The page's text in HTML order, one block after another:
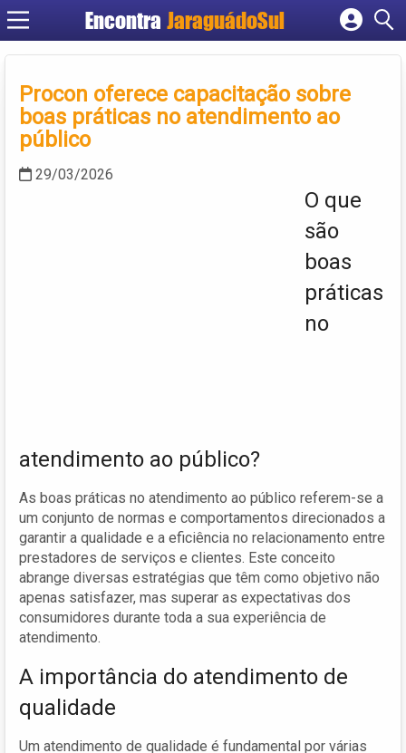
Encontra JaraguádoSul
Cadastrar empresa
Criar conta
Procon oferece capacitação sobre
boas práticas no atendimento ao
público
29/03/2026
O que
são
boas
práticas
no
atendimento ao público?
As boas práticas no atendimento ao público referem-se a
um conjunto de normas e comportamentos direcionados a
garantir a qualidade e a eficiência no relacionamento entre
prestadores de serviços e clientes. Este conceito
abrange diversas estratégias que têm como objetivo não
apenas satisfazer, mas superar as expectativas dos
consumidores durante toda a sua experiência de
atendimento.
A importância do atendimento de
qualidade
Um atendimento de qualidade é fundamental por várias